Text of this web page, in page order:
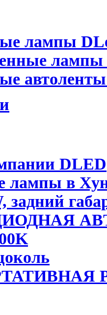
лампы
DLED
лампы в